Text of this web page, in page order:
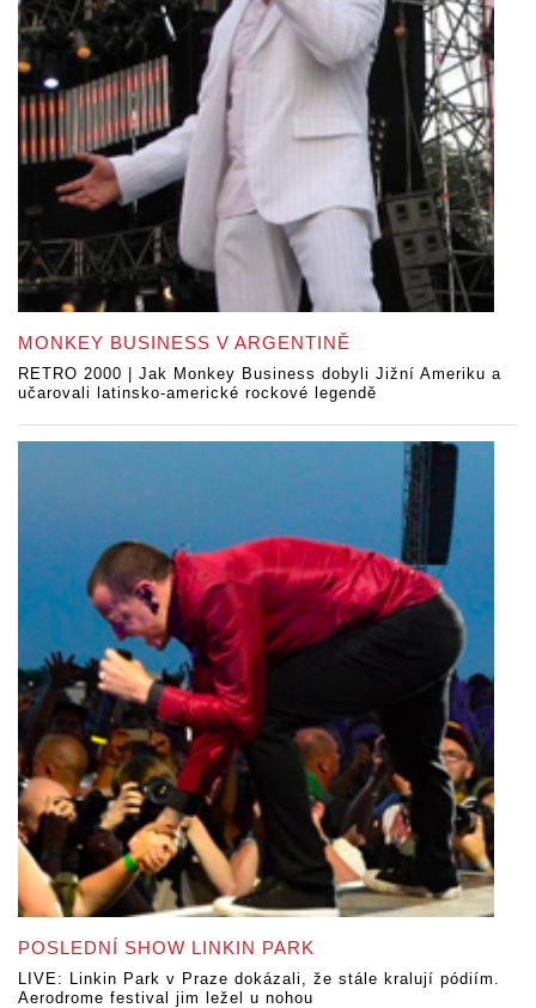
MONKEY BUSINESS V ARGENTINĚ
RETRO 2000 | Jak Monkey Business dobyli Jižní Ameriku a
učarovali latinsko-americké rockové legendě
POSLEDNÍ SHOW LINKIN PARK
LIVE: Linkin Park v Praze dokázali, že stále kralují pódiím.
Aerodrome festival jim ležel u nohou